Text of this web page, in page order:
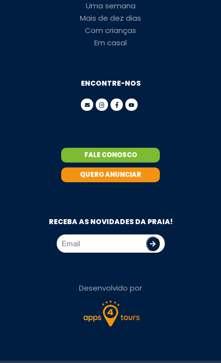
Uma semana
Mais de dez dias
Com crianças
Em casal
ENCONTRE-NOS
FALE CONOSCO
QUERO ANUNCIAR
RECEBA AS NOVIDADES DA PRAIA!
Desenvolvido por